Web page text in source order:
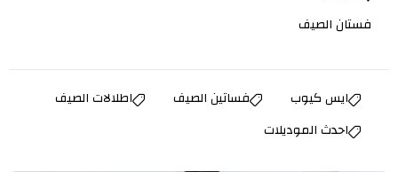
فستان الصيف
ايس كيوب فساتين الصيف
اطلالات الصيف
احدث الموديلات